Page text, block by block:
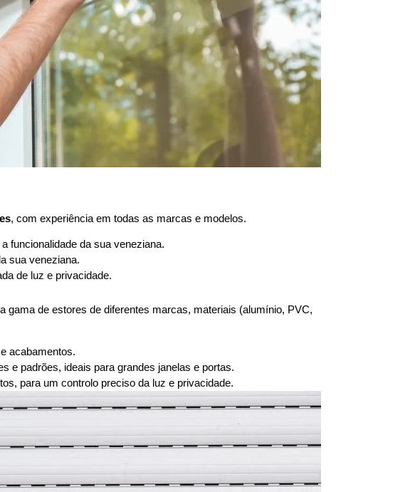
, com experiência em todas as marcas e modelos.
funcionalidade da sua veneziana.
sua veneziana.
de luz e privacidade.
gama de estores de diferentes marcas, materiais (alumínio, PVC,
acabamentos.
e padrões, ideais para grandes janelas e portas.
para um controlo preciso da luz e privacidade.